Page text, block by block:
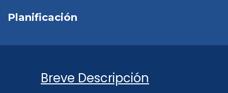
Planificación
Breve Descripción